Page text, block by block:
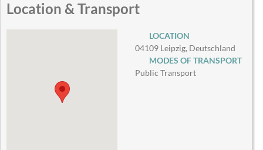
Location & Transport
LOCATION
04109 Leipzig, Deutschland
MODES OF TRANSPORT
Public Transport